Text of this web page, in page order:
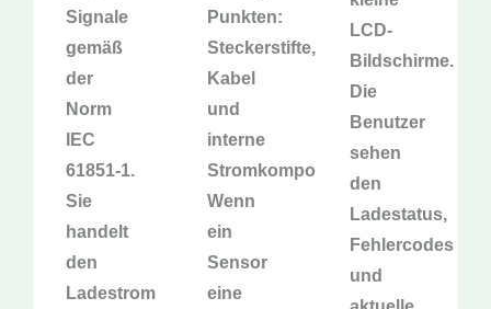
Signale
gemäß
der
Norm
IEC
61851-1.
Sie
handelt
den
Ladestrom
Punkten:
Steckerstifte,
Kabel
und
interne
Stromkomponenten.
Wenn
ein
Sensor
eine
LCD-
Bildschirme.
Die
Benutzer
sehen
den
Ladestatus,
Fehlercodes
und